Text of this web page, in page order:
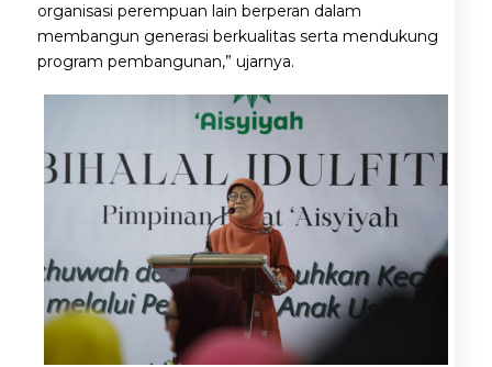
organisasi perempuan lain berperan dalam
membangun generasi berkualitas serta mendukung
program pembangunan,” ujarnya.